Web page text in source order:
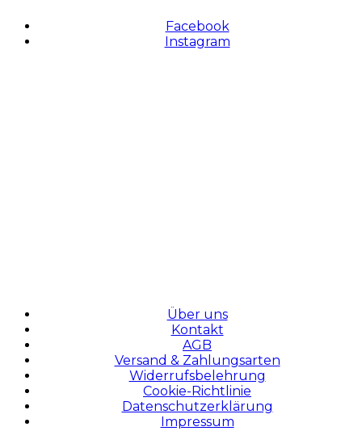
Facebook
Instagram
Über uns
Kontakt
AGB
Versand & Zahlungsarten
Widerrufsbelehrung
Cookie-Richtlinie
Datenschutzerklärung
Impressum